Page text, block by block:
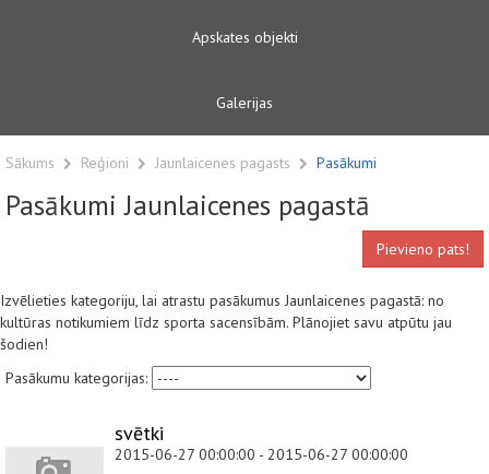
Apskates objekti
Galerijas
Sākums Reģioni Jaunlaicenes pagasts Pasākumi
Pasākumi Jaunlaicenes pagastā
Pievieno pats!
Izvēlieties kategoriju, lai atrastu pasākumus Jaunlaicenes pagastā: no
kultūras notikumiem līdz sporta sacensībām. Plānojiet savu atpūtu jau
šodien!
Pasākumu kategorijas:
svētki
2015-06-27 00:00:00 - 2015-06-27 00:00:00